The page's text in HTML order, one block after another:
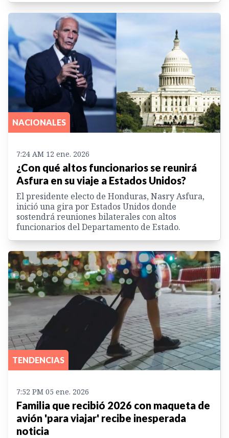
NACIONALES
7:24 AM 12 ene. 2026
¿Con qué altos funcionarios se reunirá
Asfura en su viaje a Estados Unidos?
El presidente electo de Honduras, Nasry Asfura,
inició una gira por Estados Unidos donde
sostendrá reuniones bilaterales con altos
funcionarios del Departamento de Estado.
TENDENCIAS
7:52 PM 05 ene. 2026
Familia que recibió 2026 con maqueta de
avión 'para viajar' recibe inesperada
noticia